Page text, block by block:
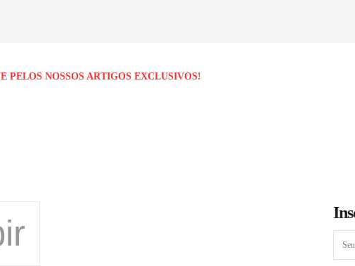
PELOS NOSSOS ARTIGOS EXCLUSIVOS!